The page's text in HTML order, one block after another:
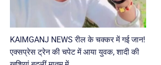
KAIMGANJ NEWS रील के चक्कर में गई जान!
एक्सप्रेस ट्रेन की चपेट में आया युवक, शादी की